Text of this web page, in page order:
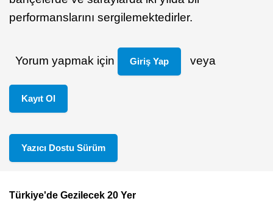
performanslarını sergilemektedirler.
Yorum yapmak için Giriş Yap veya
Kayıt Ol
Yazıcı Dostu Sürüm
Footer
Türkiye'de Gezilecek 20 Yer